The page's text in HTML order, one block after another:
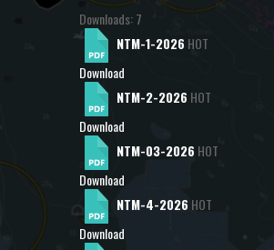
Downloads: 7
NTM-1-2026 HOT
Download
NTM-2-2026 HOT
Download
NTM-03-2026 HOT
Download
NTM-4-2026 HOT
Download